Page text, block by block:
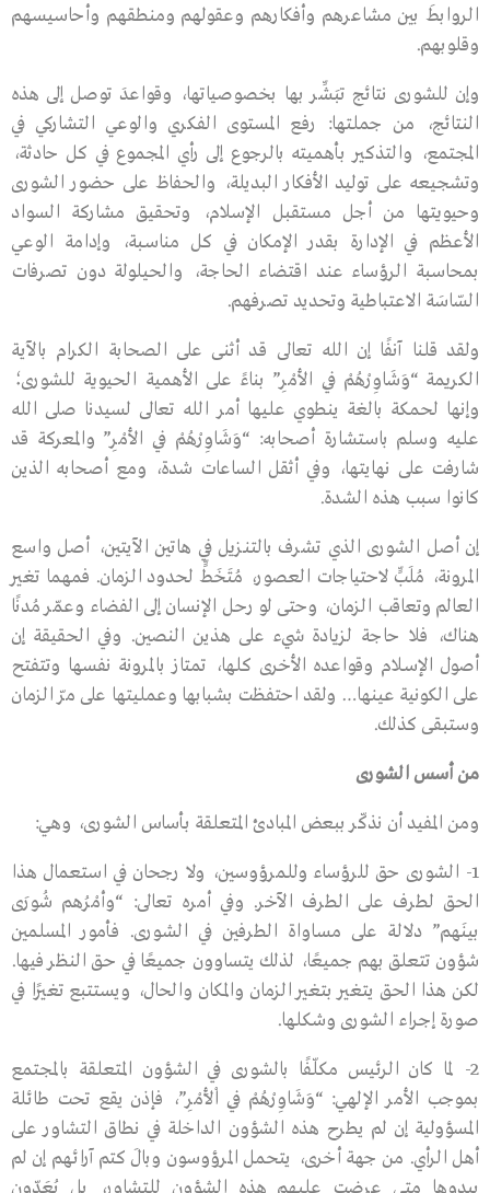
الروابطَ بين مشاعرهم وأفكارهم وعقولهم ومنطقهم وأحاسيسهم
وقلوبهم.
وإن للشورى نتائج تبَشِّر بها بخصوصياتها، وقواعدَ توصل إلى هذه
النتائج، من جملتها: رفـع المستوى الفكري والوعي التشاركي في
المجتمع، والتذكير بأهميته بالرجوع إلى رأي المجموع في كل حادثة،
وتشجيعه على توليد الأفكار البديلة، والحفاظ على حضور الشورى
وحيويتها من أجل مستقبل الإسلام، وتحقيق مشاركة السواد
الأعظم في الإدارة بقدر الإمكان في كل مناسـبة، وإدامة الوعي
بمحاسبة الرؤساء عند اقتضاء الحاجة، والحيلولة دون تصرفات
السّاسَة الاعتباطية وتحديد تصرفهم.
ولقد قلنا آنفًا إن الله تعالى قـد أثنى على الصحابة الكرام بالآيـة
الكريمة “وَشَاوِرْهُمْ فِي الأمْرِ” بناءً على الأهمية الحيوية للشورى؛
وإنها لحمكة بالغة ينطوي عليها أمر الله تعالى لسيدنا صلى الله
عليه وسلم باستشارة أصحابه: “وَشَاوِرْهُمْ فِي الأمْرِ” والمعركة قد
شارفت على نهايتها، وفي أثقل الساعات شدة، ومع أصحابه الذين
كانوا سبب هذه الشدة.
إن أصل الشورى الذي تشرف بالتنـزيل في هاتين الآيتين، أصل واسع
المرونة، مُلَبٍّ لاحتياجات العصور، مُتَخَطٍّ لحدود الزمان. فمهما تغير
العالم وتعاقب الزمان، وحتى لو رحـل الإنسان إلى الفضاء وعمّر مُدنًا
هناك، فلا حاجة لزيـادة شيء على هذين النصين. وفي الحقيقة إن
أصول الإسـلام وقواعده الأخرى كلها، تمتاز بالمرونة نفسها وتتفتح
على الكونية عينها… ولقد احتفظت بشبابها وعمليتها على مرّ الزمان
وستبقى كذلك.
من أسس الشورى
ومن المفيد أن نذكّر ببعض المبادئ المتعلقة بأساس الشورى، وهي:
1- الشورى حق للرؤساء وللمرؤوسين، ولا رجحان في استعمال هذا
الحق لطرف على الطرف الآخـر. وفي أمره تعالى: “وأمْرُهم شُورَى
بينَهم” دلالـة على مسـاواة الطرفين في الشـورى. فأمور المسلمين
شؤون تتعلق بهم جميعًا، لذلك يتساوون جميعًا في حـق النظر فيها.
لكن هذا الحق يتغير بتغير الزمان والمكان والحال، ويستتبع تغيرًا في
صورة إجراء الشورى وشكلها.
2- لما كان الرئيس مكلّفًا بالشورى في الشؤون المتعلقة بالمجتمع
بموجب الأمر الإلهي: “وَشَاوِرْهُمْ فِي اْلأَمْرِ”، فإذن يقع تحت طائلة
المسؤولية إن لم يطرح هذه الشؤون الداخلة في نطاق التشاور على
أهل الرأي. من جهة أخرى، يتحمل المرؤوسون وبالَ كتم آرائهم إن لم
يبدوها متى عرضت عليهم هذه الشؤون للتشاور، بل يُعَدّون